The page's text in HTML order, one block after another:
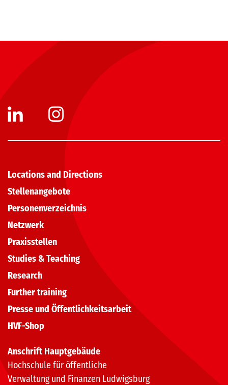
Locations and Directions
Stellenangebote
Personenverzeichnis
Netzwerk
Praxisstellen
Studies & Teaching
Research
Further training
Presse und Öffentlichkeitsarbeit
HVF-Shop
Anschrift Hauptgebäude
Hochschule für öffentliche
Verwaltung und Finanzen Ludwigsburg